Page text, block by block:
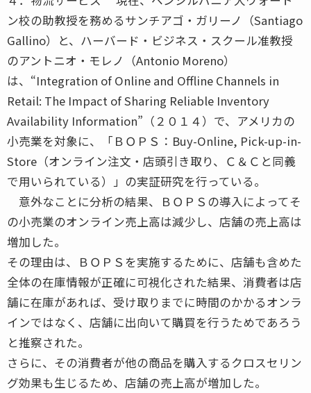
ン校の助教授を務めるサンチアゴ・ガリーノ（Santiago
Gallino）と、ハーバード・ビジネス・スクール准教授
のアントニオ・モレノ（Antonio Moreno）
は、“Integration of Online and Offline Channels in
Retail: The Impact of Sharing Reliable Inventory
Availability Information”（２０１４）で、アメリカの
小売業を対象に、「ＢＯＰＳ：Buy-Online, Pick-up-in-
Store（オンライン注文・店頭引き取り、Ｃ＆Ｃと同義
で用いられている）」の実証研究を行っている。
意外なことに分析の結果、ＢＯＰＳの導入によってそ
の小売業のオンライン売上高は減少し、店舗の売上高は
増加した。
その理由は、ＢＯＰＳを実施するために、店舗も含めた
全体の在庫情報が正確に可視化された結果、消費者は店
舗に在庫があれば、受け取りまでに時間のかかるオンラ
インではなく、店舗に出向いて購買を行うためであろう
と推察された。
さらに、その消費者が他の商品を購入するクロスセリン
グ効果も生じるため、店舗の売上高が増加した。